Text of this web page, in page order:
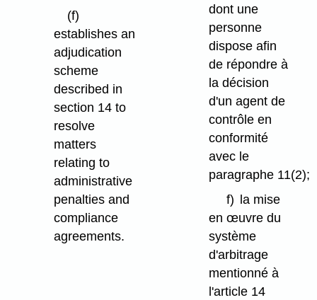
(f)
establishes an
adjudication
scheme
described in
section 14 to
resolve
matters
relating to
administrative
penalties and
compliance
agreements.
dont une
personne
dispose afin
de répondre à
la décision
d'un agent de
contrôle en
conformité
avec le
paragraphe 11(2);
f)
la mise
en œuvre du
système
d'arbitrage
mentionné à
l'article 14